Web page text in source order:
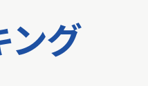
ング